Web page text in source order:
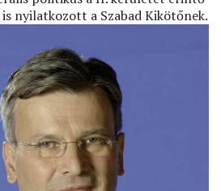
nyilatkozott a Szabad Kikötőnek.